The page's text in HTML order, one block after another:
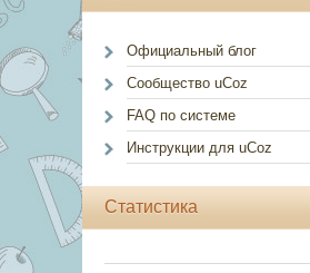
Официальный блог
Сообщество uCoz
FAQ по системе
Инструкции для uCoz
Статистика